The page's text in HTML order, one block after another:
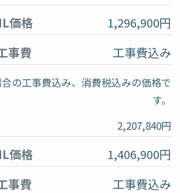
価格
1,296,900円
事費
工事費込み
の工事費込み、消費税込みの価格で
す。
2,207,840円
価格
1,406,900円
事費
工事費込み